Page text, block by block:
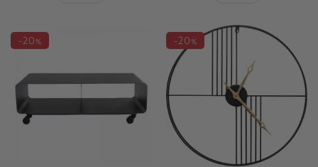
20% 20%